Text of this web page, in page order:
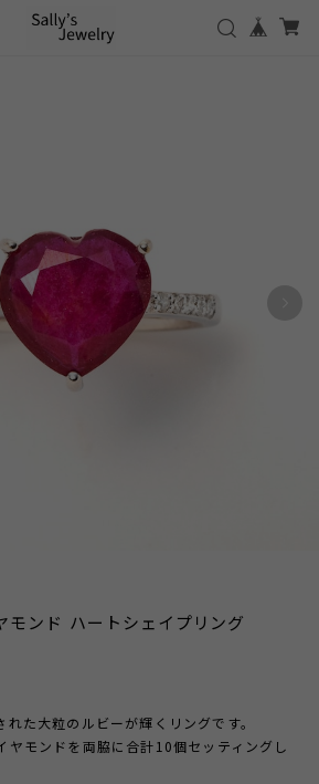
モンド ハートシェイプリング
た大粒のルビーが輝くリングです。
ヤモンドを両脇に合計10個セッティングし